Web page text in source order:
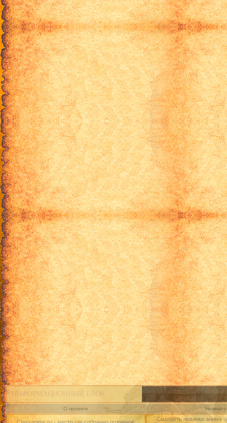
ИНФОРМАЦИОННЫЙ БЛОК
О проекте
Смотреть новинки аниме